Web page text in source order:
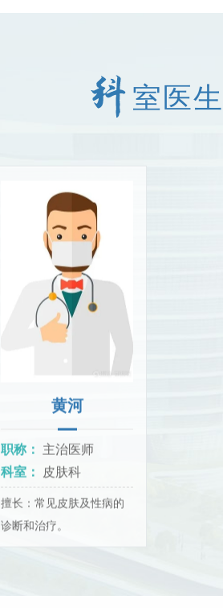
室医生
黄河
职称： 主治医师
科室： 皮肤科
擅长：常见皮肤及性病的
诊断和治疗。